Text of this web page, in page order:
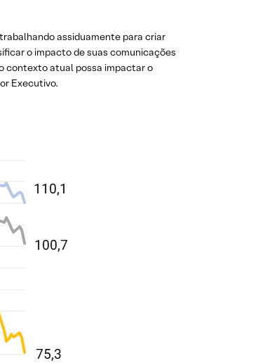
assiduamente para criar
o impacto de suas comunicações
contexto atual possa impactar o
Executivo.